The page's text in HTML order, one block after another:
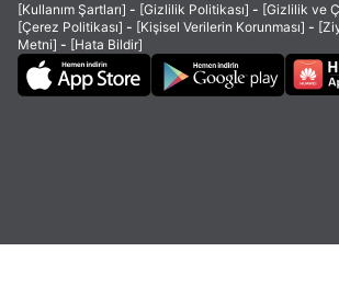
[Kullanım Şartları] - [Gizlilik Politikası] - [Gizlilik ve
[Çerez Politikası] - [Kişisel Verilerin Korunması] -
Metni] - [Hata Bildir]